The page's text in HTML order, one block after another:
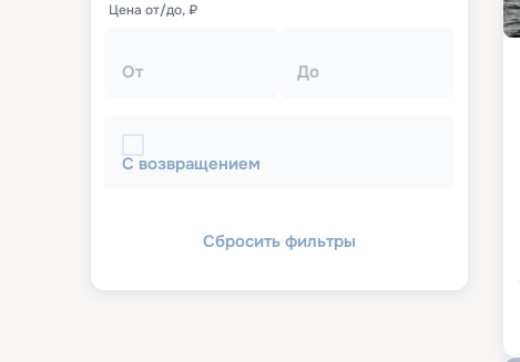
Цена от/до, ₽
От До
С возвращением
Сбросить фильтры